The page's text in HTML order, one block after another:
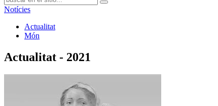
Notícies
Actualitat
Món
Actualitat - 2021